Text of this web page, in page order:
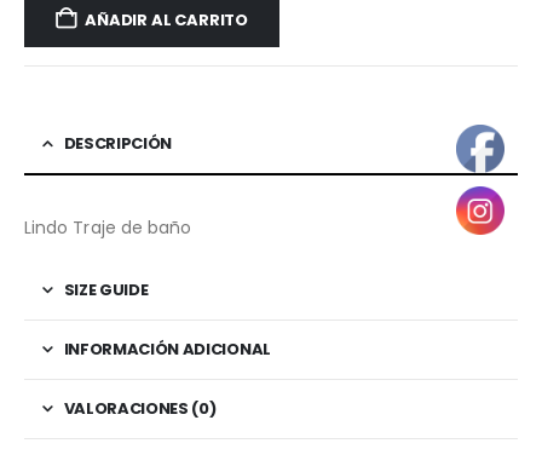
AÑADIR AL CARRITO
DESCRIPCIÓN
Lindo Traje de baño
SIZE GUIDE
INFORMACIÓN ADICIONAL
VALORACIONES (0)